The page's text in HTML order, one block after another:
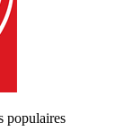
populaires